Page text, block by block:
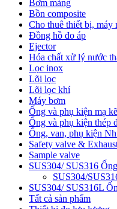
Bơm màng
Bồn composite
Cho thuê thiết bị, máy
Đồng hồ đo áp
Ejector
Hóa chất xử lý nước
Lọc inox
Lõi lọc
Lõi lọc khí
Máy bơm
Ống và phụ kiện mạ
Ống và phụ kiện thép
Ống, van, phụ kiện
Safety valve &
Sample valve
SUS304/ SUS316
SUS304/
SUS304/ SUS316L
Tất cả sản phẩm